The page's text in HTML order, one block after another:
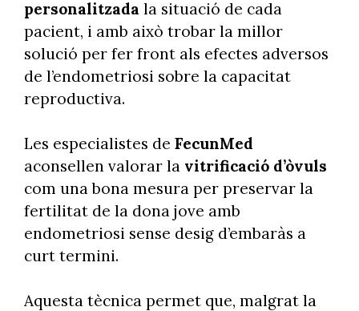
personalitzada la situació de cada
pacient, i amb això trobar la millor
solució per fer front als efectes adversos
de l’endometriosi sobre la capacitat
reproductiva.
Les especialistes deFecunMed
aconsellen valorar la vitrificació d’òvuls
com una bona mesura per preservar la
fertilitat de la dona jove amb
endometriosi sense desig d’embaràs a
curt termini.
Aquesta tècnica permet que, malgrat la